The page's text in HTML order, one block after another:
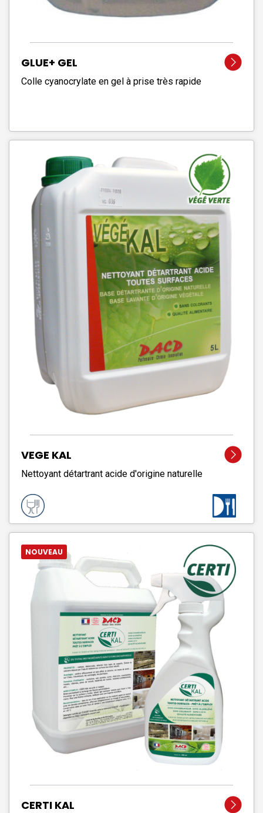
GLUE+ GEL
Colle cyanocrylate en gel à prise très rapide
VEGE KAL
Nettoyant détartrant acide d'origine naturelle
NOUVEAU
CERTI KAL